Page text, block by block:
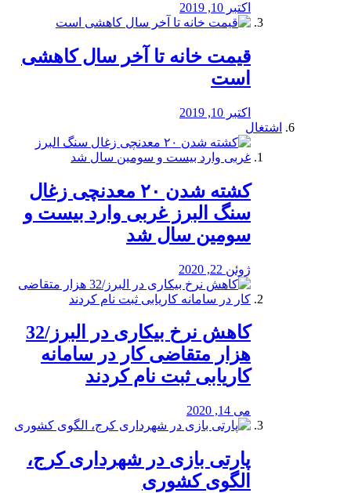
اکتبر 10, 2019
قیمت خانه تا آخر سال کاهشی
است
اکتبر 10, 2019
اشتغال
کشته شدن ۲۰ معدنچی زغال
سنگ البرز غربی وارد بیست و
سومین سال شد
ژوئن 22, 2020
کاهش نرخ بیکاری در البرز/32
هزار متقاضی کار در سامانه
کاریابی ثبت نام کردند
می 14, 2020
پارتی بازی در شهرداری کرج،
الگوی کشوری